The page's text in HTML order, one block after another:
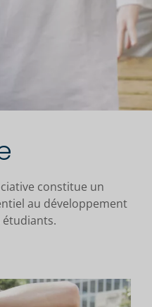
constitue un
au développement